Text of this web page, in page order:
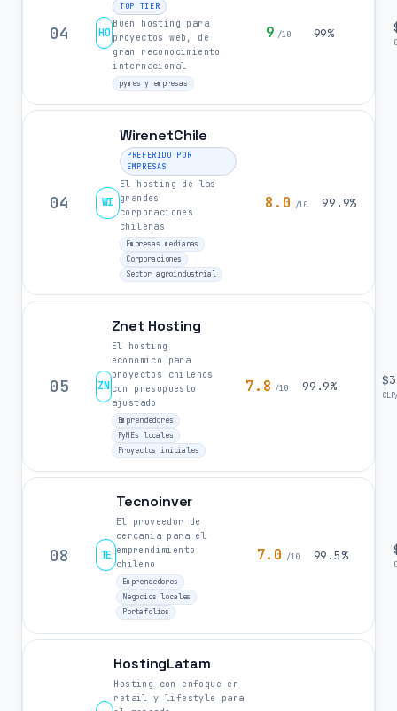
04 HO
TOP TIER
Buen hosting para
proyectos web, de
gran reconocimiento
internacional
pymes y empresas
9 /10 99%
04 WI
WirenetChile
PREFERIDO POR
EMPRESAS
El hosting de las
grandes
corporaciones
chilenas
Empresas medianas
Corporaciones
Sector agroindustrial
8.0 /10 99.9%
05 ZN
Znet Hosting
El hosting
economico para
proyectos chilenos
con presupuesto
ajustado
Emprendedores
PyMEs locales
Proyectos iniciales
7.8 /10 99.9%
08 TE
Tecnoinver
El proveedor de
cercania para el
emprendimiento
chileno
Emprendedores
Negocios locales
Portafolios
7.0 /10 99.5%
HostingLatam
Hosting con enfoque en
retail y lifestyle para